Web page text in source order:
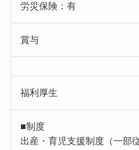
労災保険：有
賞与
福利厚生
■制度
出産・育児支援制度（一部